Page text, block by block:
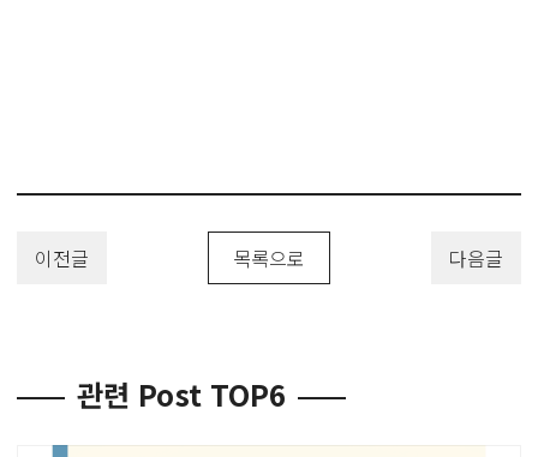
이전글 목록으로 다음글
관련 Post TOP6